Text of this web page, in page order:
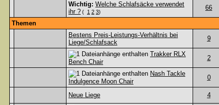
Wichtig: Welche Schlafsäcke verwendet
ihr ? ( 1 2 3)
66
Themen
Bestens Preis-Leistungs-Verhältnis bei
Liege/Schlafsack
9
Trakker RLX
Bench Chair
2
Nash Tackle
Indulgence Moon Chair
0
Neue Liege
4